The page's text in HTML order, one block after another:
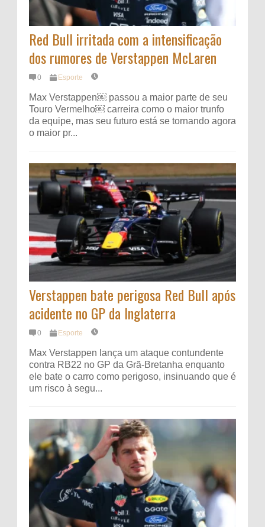
Red Bull irritada com a intensificação
dos rumores de Verstappen McLaren
0 Esporte
Max Verstappen⁠￼ passou a maior parte de seu
Touro Vermelho⁠￼ carreira como o maior trunfo
da equipe, mas seu futuro está se tornando agora
o maior pr...
Verstappen bate perigosa Red Bull após
acidente no GP da Inglaterra
0 Esporte
Max Verstappen lança um ataque contundente
contra RB22 no GP da Grã-Bretanha enquanto
ele bate o carro como perigoso, insinuando que é
um risco à segu...